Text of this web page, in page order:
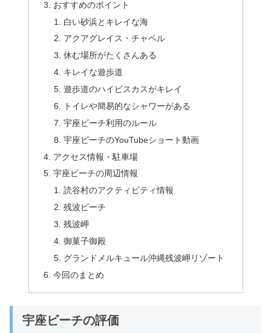
おすすめのポイント
白い砂浜とキレイな海
アクアグレイス・チャペル
休む場所がたくさんある
キレイな遊歩道
遊歩道のハイビスカスがキレイ
トイレや簡易的なシャワーがある
宇座ビーチ利用のルール
宇座ビーチのYouTubeショート動画
アクセス情報・駐車場
宇座ビーチの周辺情報
読谷村のアクティビティ情報
残波ビーチ
残波岬
御菓子御殿
グランドメルキュール沖縄残波岬リゾート
今回のまとめ
宇座ビーチの評価